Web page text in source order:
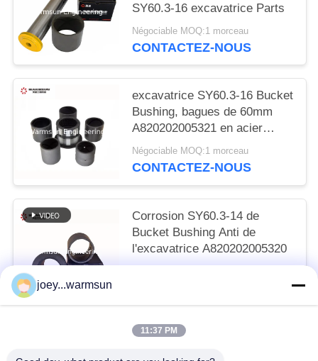
SY60.3-16 excavatrice Parts
Négociable MOQ:1 morceau
CONTACTEZ-NOUS
excavatrice SY60.3-16 Bucket
Bushing, bagues de 60mm
A820202005321 en acier
soudables
Négociable MOQ:1 morceau
CONTACTEZ-NOUS
Corrosion SY60.3-14 de
Bucket Bushing Anti de
l'excavatrice A820202005320
joey...warmsun
11:37 PM